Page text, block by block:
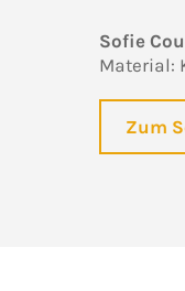
Sofie
Material:
Zum